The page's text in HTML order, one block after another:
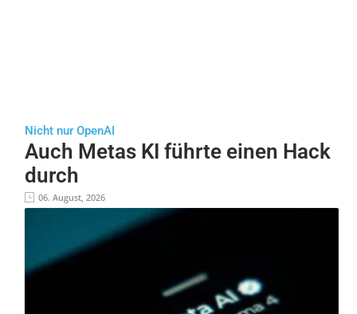
Nicht nur OpenAI
Auch Metas KI führte einen Hack
durch
06. August, 2026